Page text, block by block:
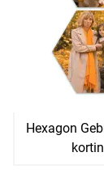
Hexagon